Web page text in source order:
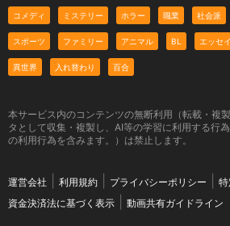
コメディ ミステリー ホラー 職業 社会派
スポーツ ファミリー アニマル BL エッセイ
異世界 入れ替わり 百合
本サービス内のコンテンツの無断利用（転載・複
タとして収集・複製し、AI等の学習に利用する行
の利用行為を含みます。）は禁止します。
運営会社 利用規約 プライバシーポリシー
資金決済法に基づく表示
動画共有ガイドライン